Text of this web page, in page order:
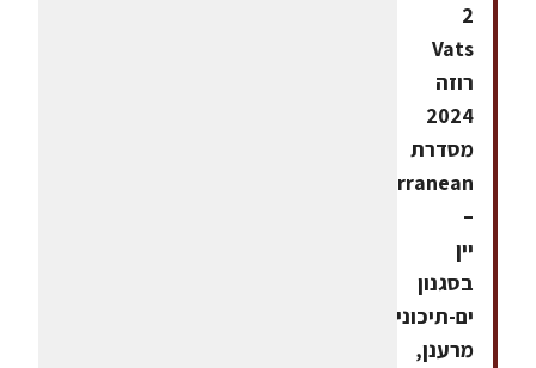
2
Vats
רוזה
2024
מסדרת
Mediterranean
–
יין
בסגנון
ים-תיכוני
מרענן,